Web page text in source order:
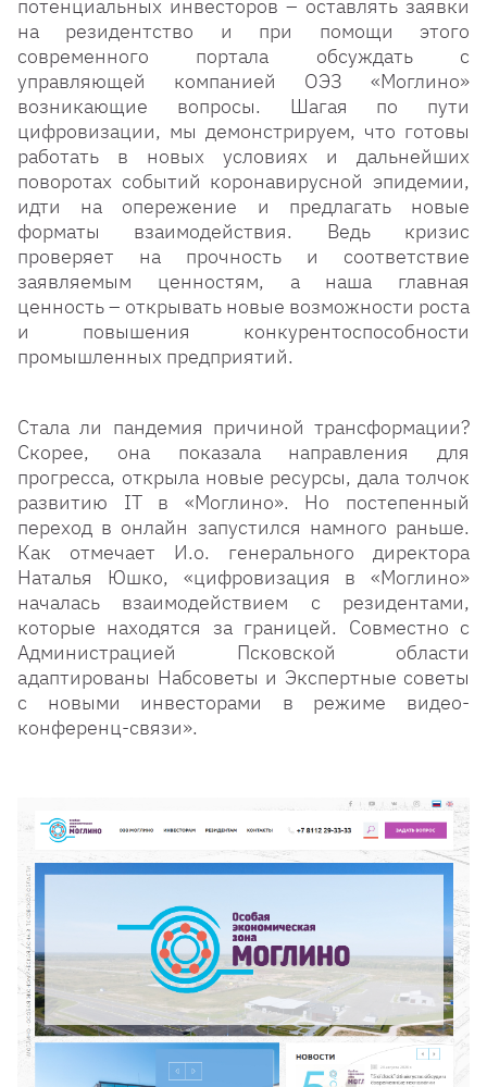
потенциальных инвесторов – оставлять заявки
на резидентство и при помощи этого
современного портала обсуждать с
управляющей компанией ОЭЗ «Моглино»
возникающие вопросы. Шагая по пути
цифровизации, мы демонстрируем, что готовы
работать в новых условиях и дальнейших
поворотах событий коронавирусной эпидемии,
идти на опережение и предлагать новые
форматы взаимодействия. Ведь кризис
проверяет на прочность и соответствие
заявляемым ценностям, а наша главная
ценность – открывать новые возможности роста
и повышения конкурентоспособности
промышленных предприятий.
Стала ли пандемия причиной трансформации?
Скорее, она показала направления для
прогресса, открыла новые ресурсы, дала толчок
развитию IT в «Моглино». Но постепенный
переход в онлайн запустился намного раньше.
Как отмечает И.о. генерального директора
Наталья Юшко, «цифровизация в «Моглино»
началась взаимодействием с резидентами,
которые находятся за границей. Совместно с
Администрацией Псковской области
адаптированы Набсоветы и Экспертные советы
с новыми инвесторами в режиме видео-
конференц-связи».